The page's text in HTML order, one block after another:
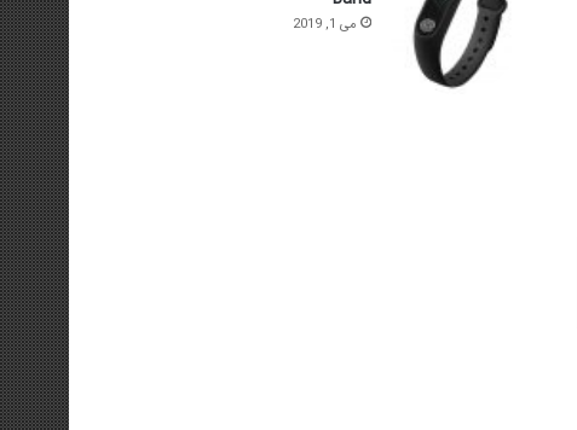
می 1, 2019